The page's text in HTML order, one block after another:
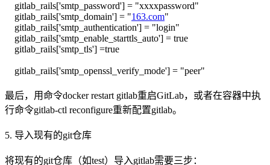
gitlab_rails['smtp_password'] = "xxxxpassword"
gitlab_rails['smtp_domain'] = "163.com"
gitlab_rails['smtp_authentication'] = "login"
gitlab_rails['smtp_enable_starttls_auto'] = true
gitlab_rails['smtp_tls'] =true
gitlab_rails['smtp_openssl_verify_mode'] = "peer"
最后，用命令docker restart gitlab重启GitLab，或者在容器中执
行命令gitlab-ctl reconfigure重新配置gitlab。
5. 导入现有的git仓库
将现有的git仓库（如test）导入gitlab需要三步：